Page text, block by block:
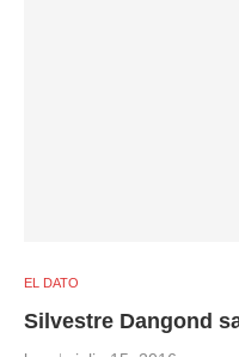
EL DATO
Silvestre Dangond